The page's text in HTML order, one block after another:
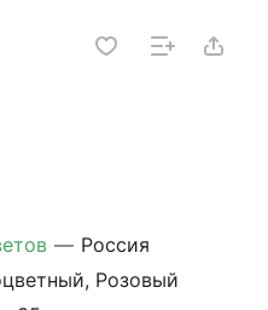
— Россия
Розовый